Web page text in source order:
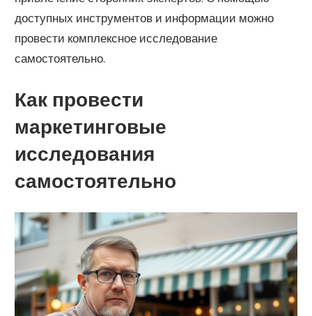
доступных инструментов и информации можно
провести комплексное исследование
самостоятельно.
Как провести
маркетинговые
исследования
самостоятельно